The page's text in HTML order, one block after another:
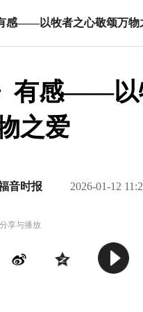
感——以牧者之心敬颂万物
有感——以
之爱
音时报 2026-01-12
分享与播放